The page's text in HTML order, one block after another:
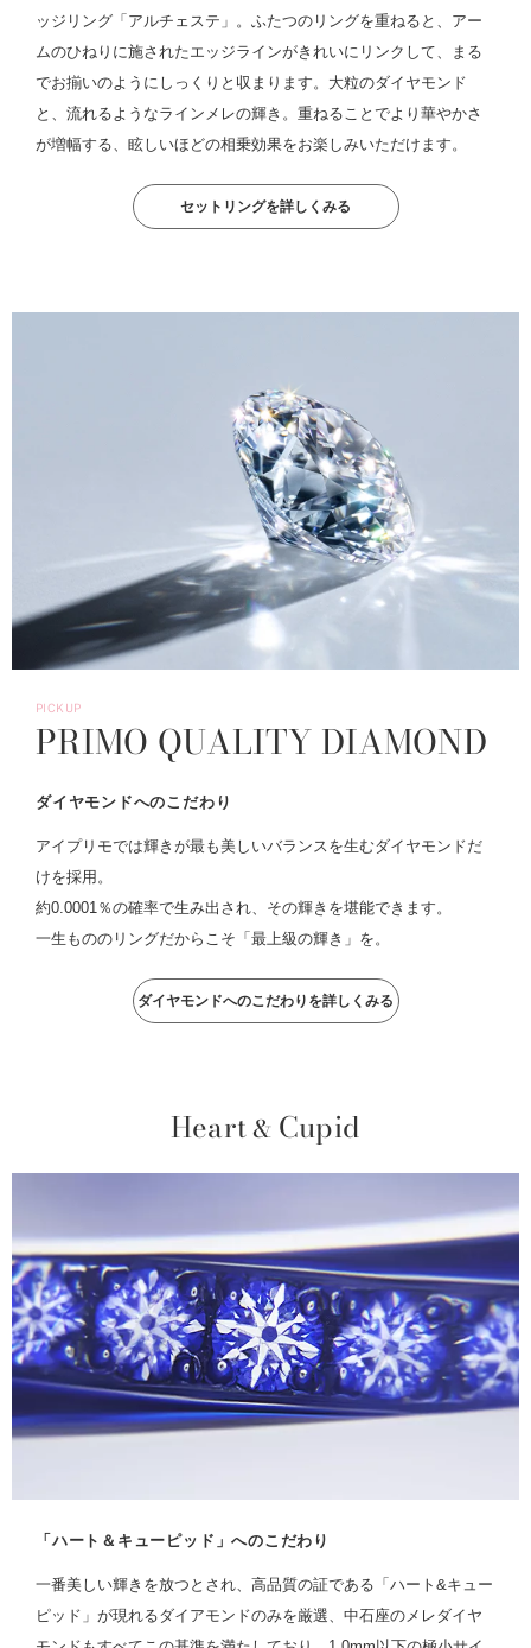
ッジリング「アルチェステ」。ふたつのリングを重ねると、アー
ムのひねりに施されたエッジラインがきれいにリンクして、まる
でお揃いのようにしっくりと収まります。大粒のダイヤモンド
と、流れるようなラインメレの輝き。重ねることでより華やかさ
が増幅する、眩しいほどの相乗効果をお楽しみいただけます。
セットリングを詳しくみる
PICKUP
PRIMO QUALITY DIAMOND
ダイヤモンドへのこだわり
アイプリモでは輝きが最も美しいバランスを生むダイヤモンドだ
けを採用。
約0.0001％の確率で生み出され、その輝きを堪能できます。
一生もののリングだからこそ「最上級の輝き」を。
ダイヤモンドへのこだわりを詳しくみる
Heart& Cupid
「ハート＆キューピッド」へのこだわり
一番美しい輝きを放つとされ、高品質の証である「ハート&キュー
ピッド」が現れるダイアモンドのみを厳選、中石座のメレダイヤ